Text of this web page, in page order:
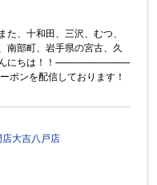
、十和田、三沢、むつ、
南部町、岩手県の宮古、久
は！！-------------------------------
ーポンを配信しております！
大吉八戸店